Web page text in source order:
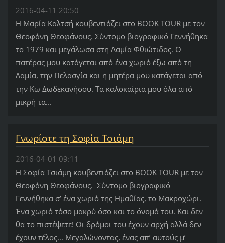
2016-04-11 20:50
Η Μαρία Καλτσή κουβεντιάζει στο BOOK TOUR με τον
Θεοφάνη Θεοφάνους. Σύντομο βιογραφικό Γεννήθηκα
το 1979 και μεγάλωσα στη Λαμία Φθιώτιδος. Ο
πατέρας μου κατάγεται από ένα χωριό έξω από τη
Λαμία, την Πελασγία και η μητέρα μου κατάγεται από
την Κω Δωδεκανήσου. Τα καλοκαίρια μου όλα από
μικρή τα...
Γνωρίστε τη Σοφία Τσιάμη
2016-04-01 09:11
Η Σοφία Τσιάμη κουβεντιάζει στο BOOK TOUR με τον
Θεοφάνη Θεοφάνους. Σύντομο βιογραφικό
Γεννήθηκα σ’ ένα χωριό της Ημαθίας, το Μακροχώρι.
Ένα χωριό τόσο μακρύ όσο και το όνομά του. Και δεν
θα το πιστέψετε! Οι δρόμοι του έχουν αρχή αλλά δεν
έχουν τέλος... Μεγαλώνοντας, ένας απ’ αυτούς μ’